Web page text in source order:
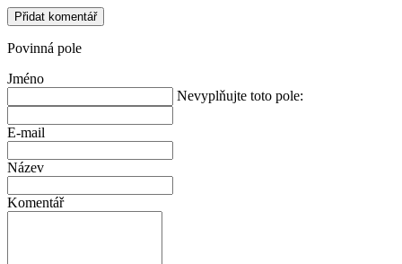
Přidat komentář
Povinná pole
Jméno
Nevyplňujte toto pole:
E-mail
Název
Komentář